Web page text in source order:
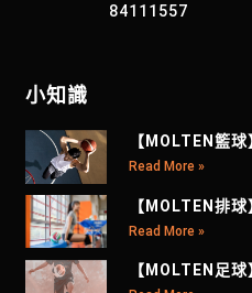
84111557
小知識
【MOLTEN籃球
Read More »
【MOLTEN排球
Read More »
【MOLTEN足球